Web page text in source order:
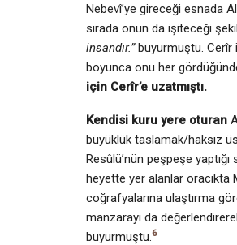
Nebevî’ye gireceği esnada
sırada onun da işiteceği
insandır.”buyurmuştu. Cerîr
boyunca onu her
için Cerîr’e uzatmıştı.
Kendisi kuru yere oturan
büyüklük taslamak/haksız
Resûlü’nün peşpeşe
heyette yer alanlar oracıkta
coğrafyalarına ulaştırma
manzarayı da
buyurmuştu. 6